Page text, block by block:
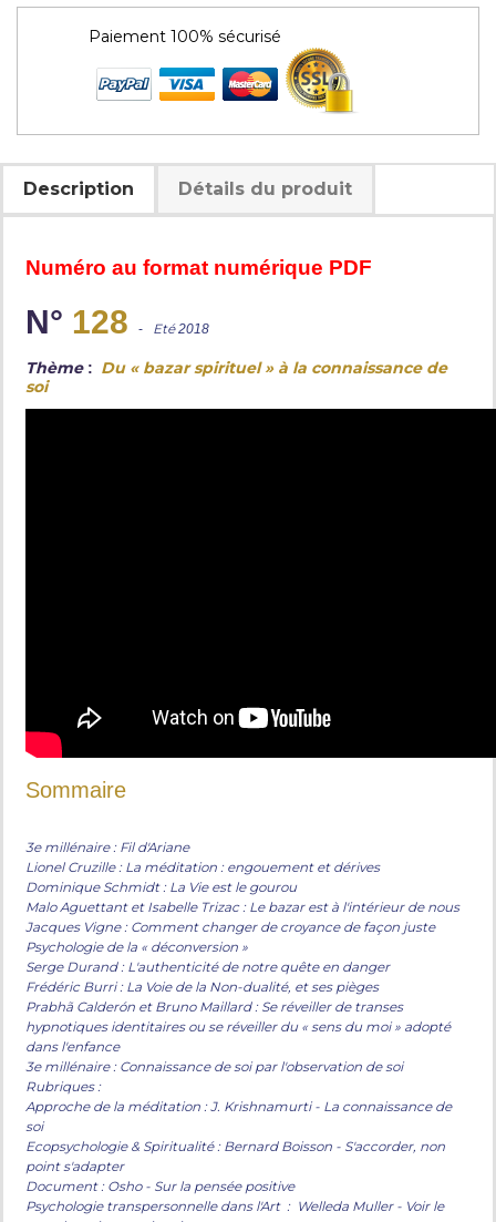
Paiement 100% sécurisé
Description Détails du produit
Numéro au format numérique PDF
N° 128 - Eté2018
Thème: Du « bazar spirituel » à la connaissance de
soi
Sommaire
3e millénaire : Fil d'Ariane
Lionel Cruzille : La méditation : engouement et dérives
Dominique Schmidt : La Vie est le gourou
Malo Aguettant et Isabelle Trizac : Le bazar est à l'intérieur de nous
Jacques Vigne : Comment changer de croyance de façon juste
Psychologie de la « déconversion »
Serge Durand : L'authenticité de notre quête en danger
Frédéric Burri : La Voie de la Non-dualité, et ses pièges
Prabhã Calderón et Bruno Maillard : Se réveiller de transes
hypnotiques identitaires ou se réveiller du « sens du moi » adopté
dans l'enfance
3e millénaire : Connaissance de soi par l'observation de soi
Rubriques :
Approche de la méditation : J. Krishnamurti - La connaissance de
soi
Ecopsychologie & Spiritualité : Bernard Boisson - S'accorder, non
point s'adapter
Document : Osho - Sur la pensée positive
Psychologie transpersonnelle dans l'Art : Welleda Muller - Voir le